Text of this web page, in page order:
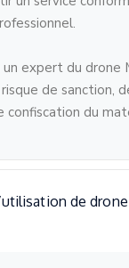
un expert du drone
de sanction,
confiscation du
de